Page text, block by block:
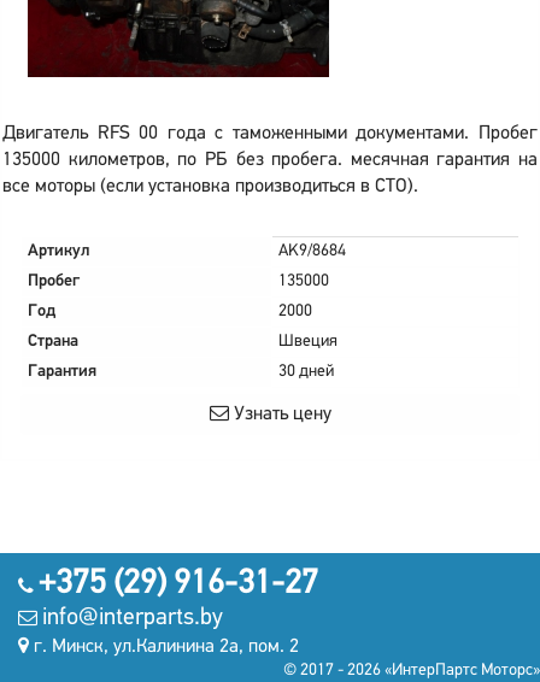
Двигатель RFS 00 года с таможенными документами. Пробег
135000 километров, по РБ без пробега. месячная гарантия на
все моторы (если установка производиться в СТО).
Артикул
AK9/8684
Пробег
135000
Год
2000
Страна
Швеция
Гарантия
30 дней
Узнать цену
+375 (29) 916-31-27
info@interparts.by
г. Минск, ул.Калинина 2а, пом. 2
© 2017 - 2026 «ИнтерПартс Моторс»